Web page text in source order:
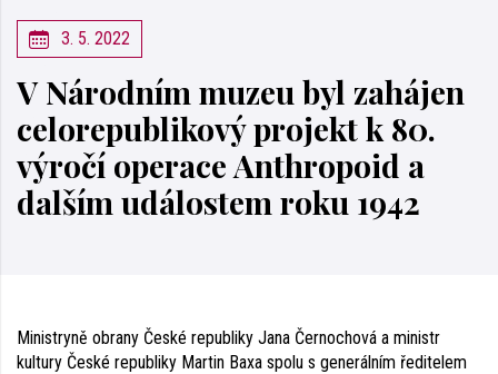
3. 5. 2022
V Národním muzeu byl zahájen
celorepublikový projekt k 80.
výročí operace Anthropoid a
dalším událostem roku 1942
Ministryně obrany České republiky Jana Černochová a ministr
kultury České republiky Martin Baxa spolu s generálním ředitelem